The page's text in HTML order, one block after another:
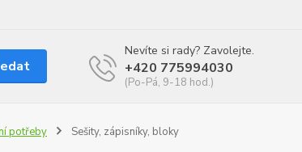
Nevíte si rady? Zavolejte.
+420 775994030
(Po-Pá, 9-18 hod.)
potřeby Sešity, zápisníky, bloky